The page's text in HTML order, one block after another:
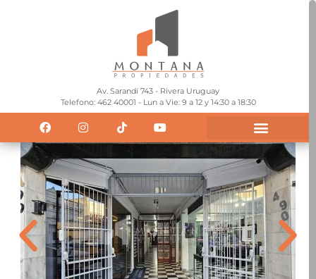
Av. Sarandí 743 - Rivera Uruguay
Telefono: 462 40001 - Lun a Vie: 9 a 12 y 14:30 a 18:30